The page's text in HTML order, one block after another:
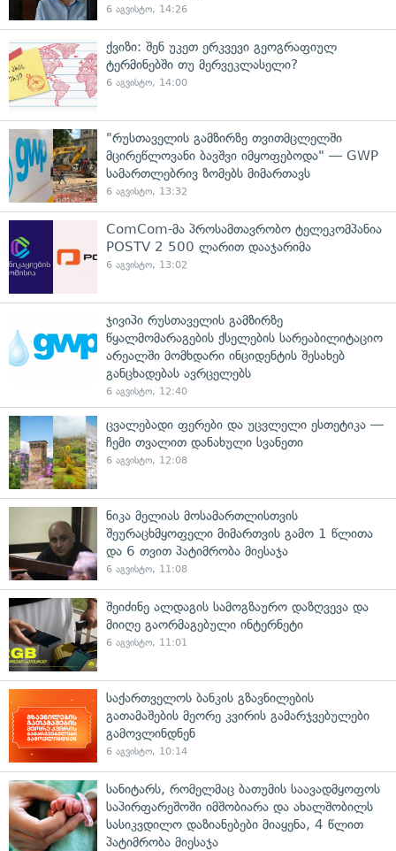
6 აგვისტო, 14:26
ქვიზი: შენ უკეთ ერკვევი გეოგრაფიულ
ტერმინებში თუ მერვეკლასელი?
6 აგვისტო, 14:00
"რუსთაველის გამზირზე თვითმცლელში
მცირეწლოვანი ბავშვი იმყოფებოდა" — GWP
სამართლებრივ ზომებს მიმართავს
6 აგვისტო, 13:32
ComCom-მა პროსამთავრობო ტელეკომპანია
POSTV 2 500 ლარით დააჯარიმა
6 აგვისტო, 13:02
ჯივიპი რუსთაველის გამზირზე
წყალმომარაგების ქსელების სარეაბილიტაციო
არეალში მომხდარი ინციდენტის შესახებ
განცხადებას ავრცელებს
6 აგვისტო, 12:40
ცვალებადი ფერები და უცვლელი ესთეტიკა —
ჩემი თვალით დანახული სვანეთი
6 აგვისტო, 12:08
ნიკა მელიას მოსამართლისთვის
შეურაცხმყოფელი მიმართვის გამო 1 წლითა
და 6 თვით პატიმრობა მიესაჯა
6 აგვისტო, 11:08
შეიძინე ალდაგის სამოგზაურო დაზღვევა და
მიიღე გაორმაგებული ინტერნეტი
6 აგვისტო, 11:01
საქართველოს ბანკის გზავნილების
გათამაშების მეორე კვირის გამარჯვებულები
გამოვლინდნენ
6 აგვისტო, 10:14
სანიტარს, რომელმაც ბათუმის საავადმყოფოს
საპირფარეშოში იმშობიარა და ახალშობილს
სასიკვდილო დაზიანებები მიაყენა, 4 წლით
პატიმრობა მიესაჯა